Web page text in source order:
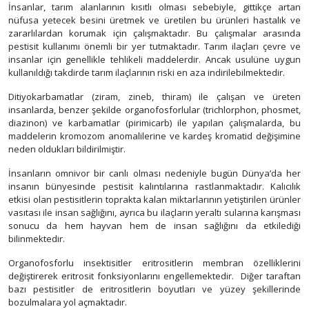
İnsanlar, tarım alanlarının kısıtlı olması sebebiyle, gittikçe artan
nüfusa yetecek besini üretmek ve üretilen bu ürünleri hastalık ve
zararlılardan korumak için çalışmaktadır. Bu çalışmalar arasında
pestisit kullanımı önemli bir yer tutmaktadır. Tarım ilaçları çevre ve
insanlar için genellikle tehlikeli maddelerdir. Ancak usulüne uygun
kullanıldığı takdirde tarım ilaçlarının riski en aza indirilebilmektedir.
Ditiyokarbamatlar (ziram, zineb, thiram) ile çalışan ve üreten
insanlarda, benzer şekilde organofosforlular (trichlorphon, phosmet,
diazinon) ve karbamatlar (pirimicarb) ile yapılan çalışmalarda, bu
maddelerin kromozom anomalilerine ve kardeş kromatid değişimine
neden oldukları bildirilmiştir.
İnsanların omnivor bir canlı olması nedeniyle bugün Dünya’da her
insanın bünyesinde pestisit kalıntılarına rastlanmaktadır. Kalıcılık
etkisi olan pestisitlerin toprakta kalan miktarlarının yetiştirilen ürünler
vasıtası ile insan sağlığını, ayrıca bu ilaçların yeraltı sularına karışması
sonucu da hem hayvan hem de insan sağlığını da etkilediği
bilinmektedir.
Organofosforlu insektisitler eritrositlerin membran özelliklerini
değiştirerek eritrosit fonksiyonlarını engellemektedir. Diğer taraftan
bazı pestisitler de eritrositlerin boyutları ve yüzey şekillerinde
bozulmalara yol açmaktadır.